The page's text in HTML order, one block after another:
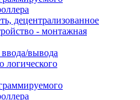
децентрализованное
- монтажная
вывода
логического